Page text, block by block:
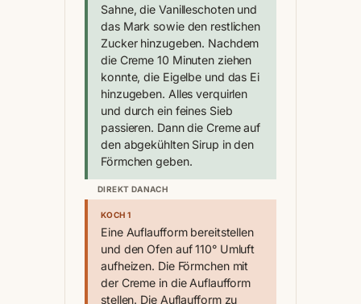
Sahne, die Vanilleschoten und
das Mark sowie den restlichen
Zucker hinzugeben. Nachdem
die Creme 10 Minuten ziehen
konnte, die Eigelbe und das Ei
hinzugeben. Alles verquirlen
und durch ein feines Sieb
passieren. Dann die Creme auf
den abgekühlten Sirup in den
Förmchen geben.
DIREKT DANACH
KOCH 1
Eine Auflaufform bereitstellen
und den Ofen auf 110° Umluft
aufheizen. Die Förmchen mit
der Creme in die Auflaufform
stellen. Die Auflaufform zu